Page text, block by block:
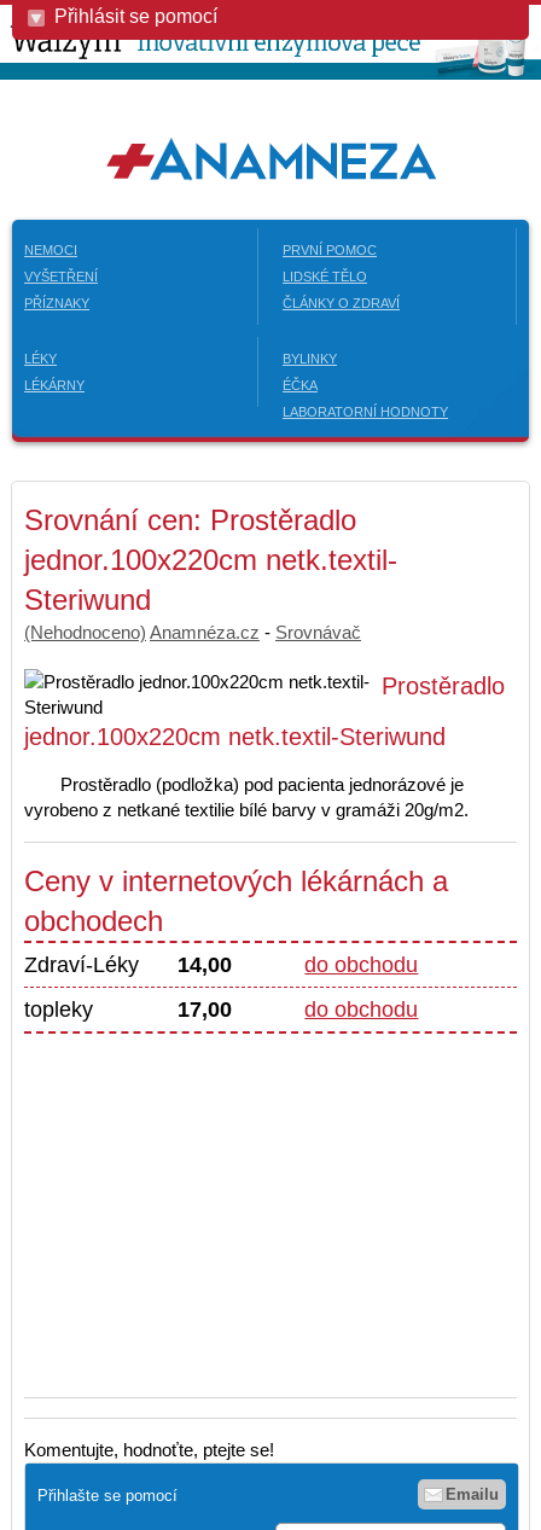
Přihlásit se pomocí
NEMOCI
VYŠETŘENÍ
PŘÍZNAKY
PRVNÍ POMOC
LIDSKÉ TĚLO
ČLÁNKY O ZDRAVÍ
LÉKY
LÉKÁRNY
BYLINKY
ÉČKA
LABORATORNÍ HODNOTY
Srovnání cen: Prostěradlo
jednor.100x220cm netk.textil-
Steriwund
(Nehodnoceno) Anamnéza.cz - Srovnávač
Prostěradlo
jednor.100x220cm netk.textil-Steriwund
Prostěradlo (podložka) pod pacienta jednorázové je
vyrobeno z netkané textilie bílé barvy v gramáži 20g/m2.
Ceny v internetových lékárnách a
obchodech
Zdraví-Léky 14,00
do obchodu
topleky
17,00 do obchodu
Komentujte, hodnoťte, ptejte se!
Přihlašte se pomocí Emailu